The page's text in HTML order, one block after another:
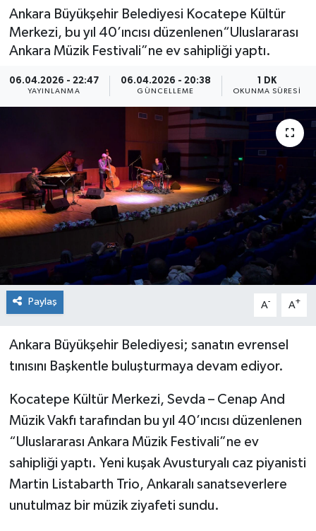
Ankara Büyükşehir Belediyesi Kocatepe Kültür
Merkezi, bu yıl 40’ıncısı düzenlenen“Uluslararası
Ankara Müzik Festivali”ne ev sahipliği yaptı.
06.04.2026 - 22:47
YAYINLANMA
06.04.2026 - 20:38
GÜNCELLEME
1 DK
OKUNMA SÜRESI
Paylaş A- A+
Ankara Büyükşehir Belediyesi; sanatın evrensel
tınısını Başkentle buluşturmaya devam ediyor.
Kocatepe Kültür Merkezi, Sevda – Cenap And
Müzik Vakfı tarafından bu yıl 40’ıncısı düzenlenen
“Uluslararası Ankara Müzik Festivali”ne ev
sahipliği yaptı. Yeni kuşak Avusturyalı caz piyanisti
Martin Listabarth Trio, Ankaralı sanatseverlere
unutulmaz bir müzik ziyafeti sundu.